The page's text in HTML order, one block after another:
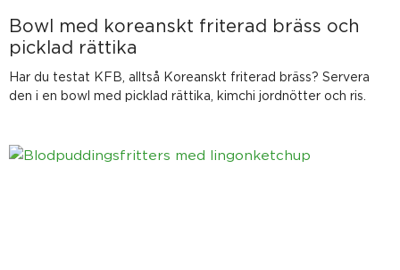
Bowl med koreanskt friterad bräss och
picklad rättika
Har du testat KFB, alltså Koreanskt friterad bräss? Servera
den i en bowl med picklad rättika, kimchi jordnötter och ris.